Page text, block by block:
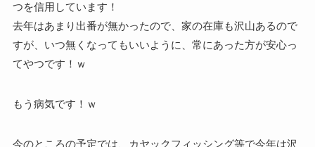
つを信用しています！
去年はあまり出番が無かったので、家の在庫も沢山あるので
すが、いつ無くなってもいいように、常にあった方が安心っ
てやつです！ｗ
もう病気です！ｗ
今のところの予定では、カヤックフィッシング等で今年は沢